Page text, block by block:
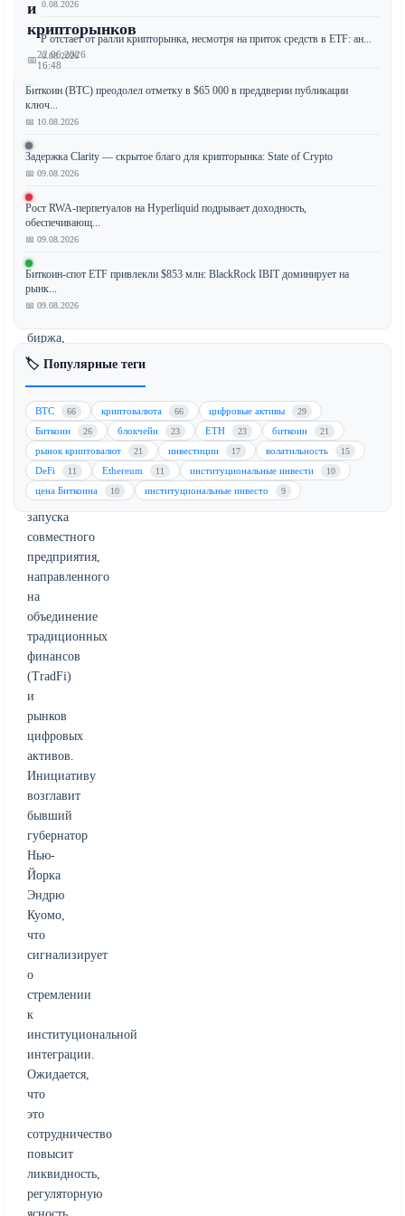
и
крипторынков
📅22.06.2026
16:48
В
знаковом
шаге
для
финансовой
индустрии
OKX,
ведущая
глобальная
биржа,
объединилась
Нью-
Йоркской
фондовой
биржей
(NYSE)
для
запуска
совместного
предприятия,
направленного
на
объединение
традиционных
финансов
(TradFi)
и
рынков
цифровых
активов.
Инициативу
возглавит
бывший
губернатор
Нью-
Йорка
Эндрю
Куомо,
что
сигнализирует
о
стремлении
к
институциональной
интеграции.
Ожидается,
что
это
сотрудничество
повысит
ликвидность,
регуляторную
📅 10.08.2026
XRP отстает от ралли крипторынка, несмотря на приток средств в ETF: ан...
📅 10.08.2026
Биткоин (BTC) преодолел отметку в $65 000 в преддверии публикации
ключ...
📅 10.08.2026
Задержка Clarity — скрытое благо для крипторынка: State of Crypto
📅 09.08.2026
Рост RWA-перпетуалов на Hyperliquid подрывает доходность,
обеспечивающ...
📅 09.08.2026
Биткоин-спот ETF привлекли $853 млн: BlackRock IBIT доминирует на
рынк...
📅 09.08.2026
🏷️ Популярные теги
BTC 66 криптовалюта 66 цифровые активы 29
Биткоин 26 блокчейн 23 ETH 23 биткоин 21
рынок криптовалют 21 инвестиции 17 волатильность 15
DeFi 11 Ethereum 11 институциональные инвести 10
цена Биткоина 10 институциональные инвесто 9